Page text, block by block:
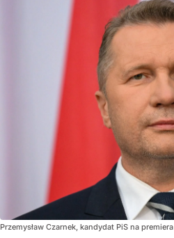
Przemysław Czarnek, kandydat PiS na premiera